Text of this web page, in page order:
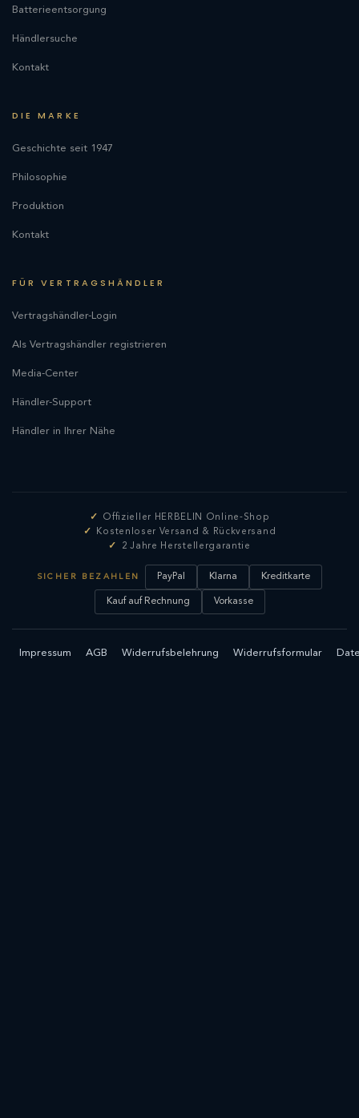
Batterieentsorgung
Händlersuche
Kontakt
DIE MARKE
Geschichte seit 1947
Philosophie
Produktion
Kontakt
FÜR VERTRAGSHÄNDLER
Vertragshändler-Login
Als Vertragshändler registrieren
Media-Center
Händler-Support
Händler in Ihrer Nähe
Offizieller HERBELIN Online-Shop
Kostenloser Versand & Rückversand
2 Jahre Herstellergarantie
SICHER BEZAHLEN PayPal Klarna Kreditkarte
Kauf auf Rechnung Vorkasse
Impressum AGB Widerrufsbelehrung Widerrufsformular